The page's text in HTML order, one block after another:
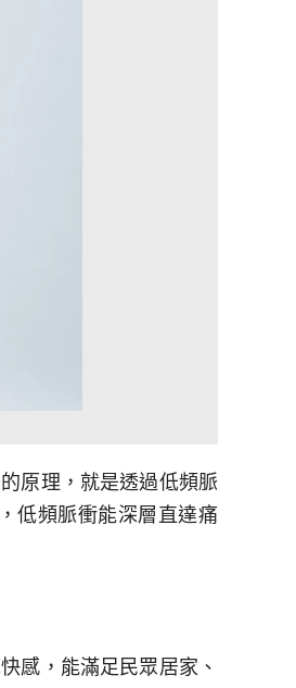
原理，就是透過低頻脈
低頻脈衝能深層直達痛
感，能滿足民眾居家、